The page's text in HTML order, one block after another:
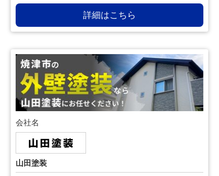
詳細はこちら
会社名
山田塗装